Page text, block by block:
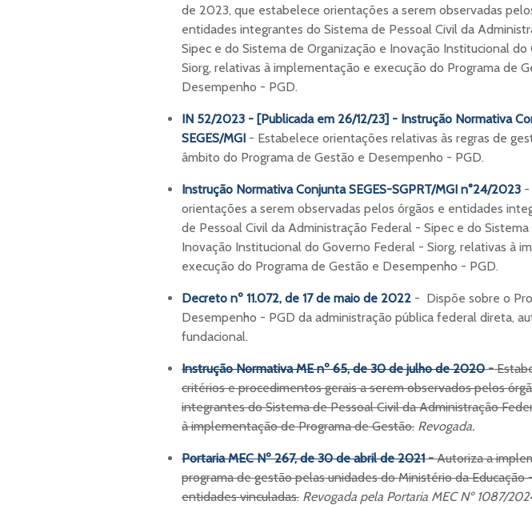
de 2023, que estabelece orientações a serem observadas
entidades integrantes do Sistema de Pessoal Civil da
Sipec e do Sistema de Organização e Inovação Institucional
Siorg, relativas à implementação e execução do Programa de
Desempenho - PGD.
IN 52/2023 - [Publicada em 26/12/23] - Instrução Normativa
SEGES/MGI - Estabelece orientações relativas às regras de
âmbito do Programa de Gestão e Desempenho - PGD.
Instrução Normativa Conjunta SEGES-SGPRT/MGI n°24/2023 -
orientações a serem observadas pelos órgãos e entidades
de Pessoal Civil da Administração Federal - Sipec e do
Inovação Institucional do Governo Federal - Siorg, relativas à
execução do Programa de Gestão e Desempenho - PGD.
Decreto nº 11.072, de 17 de maio de 2022 - Dispõe sobre o
Desempenho - PGD da administração pública federal direta,
fundacional.
Instrução Normativa ME nº 65, de 30 de julho de 2020-
critérios e procedimentos gerais a serem observados pelos
integrantes do Sistema de Pessoal Civil da Administração
à implementação de Programa de Gestão. Revogada.
Portaria MEC Nº 267, de 30 de abril de 2021-Autoriza a
programa de gestão pelas unidades do Ministério da Educação
entidades vinculadas. Revogada pela Portaria MEC Nº 1087/